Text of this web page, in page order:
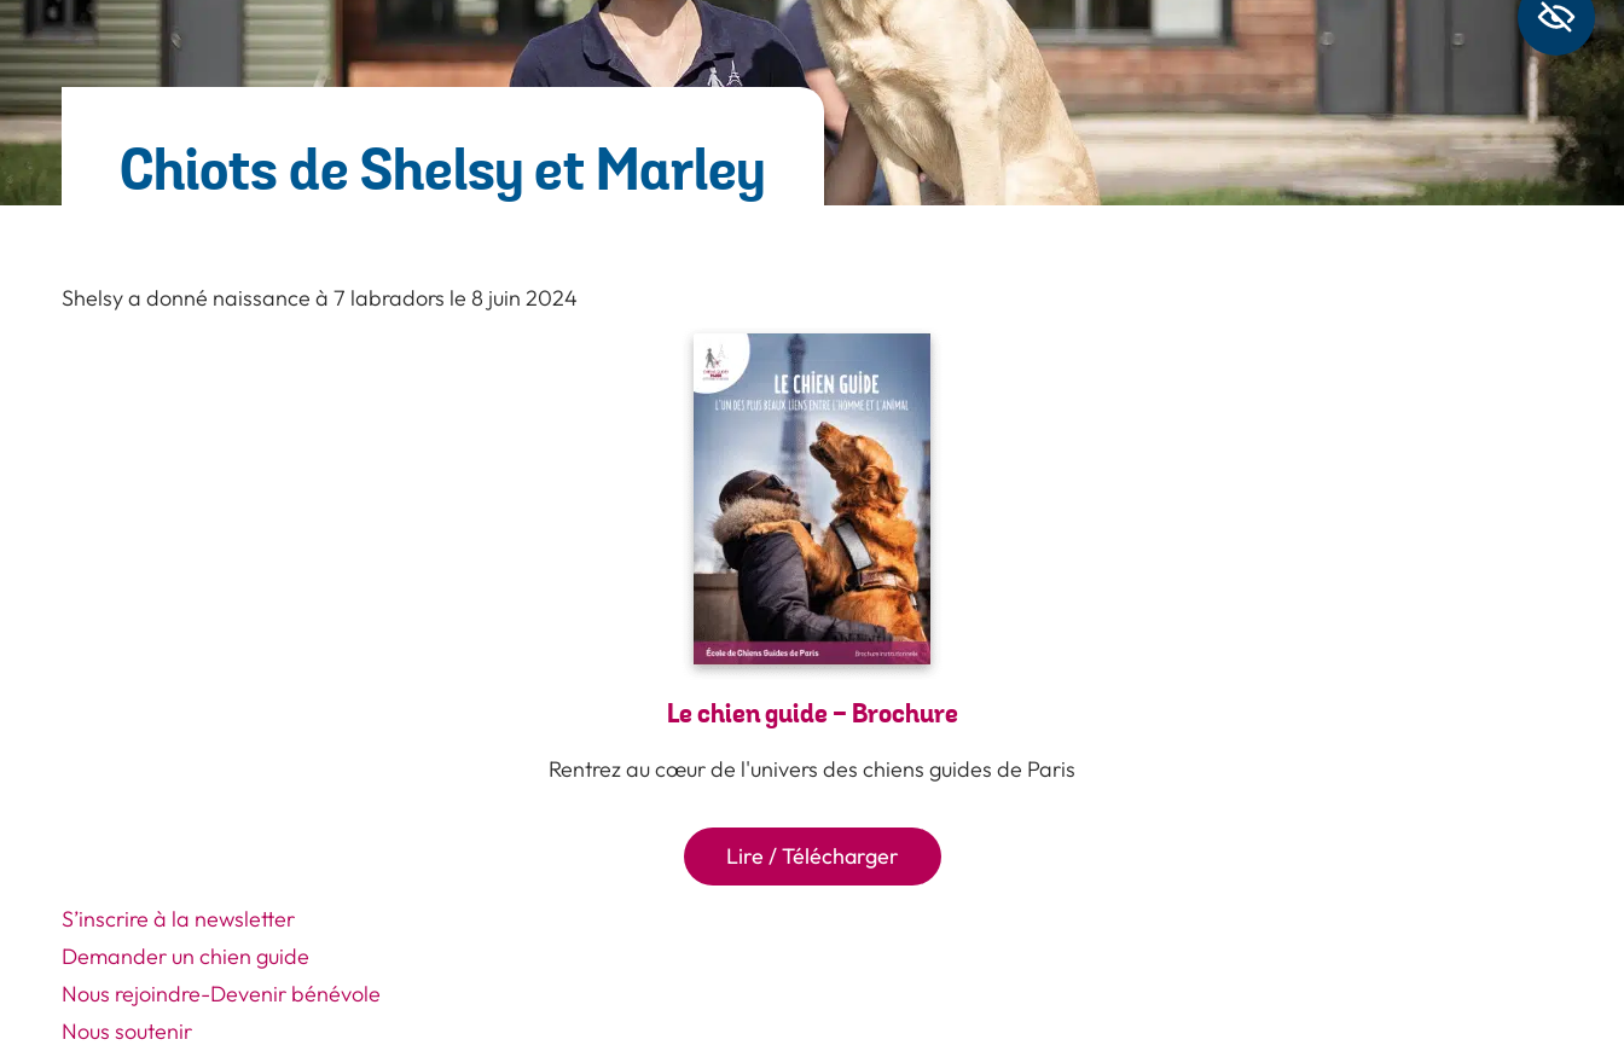
Chiots de Shelsy et Marley
Shelsy a donné naissance à 7 labradors le 8 juin 2024
Le chien guide - Brochure
Rentrez au cœur de l'univers des chiens guides de Paris
Lire / Télécharger
S’inscrire à la newsletter
Demander un chien guide
Nous rejoindre-Devenir bénévole
Nous soutenir